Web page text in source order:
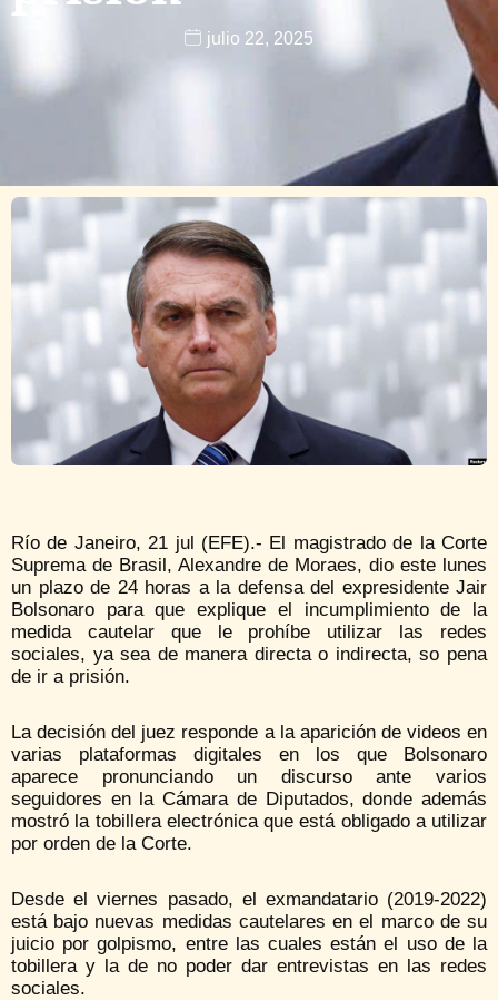
julio 22, 2025
Río de Janeiro, 21 jul (EFE).- El magistrado de la Corte
Suprema de Brasil, Alexandre de Moraes, dio este lunes
un plazo de 24 horas a la defensa del expresidente Jair
Bolsonaro para que explique el incumplimiento de la
medida cautelar que le prohíbe utilizar las redes
sociales, ya sea de manera directa o indirecta, so pena
de ir a prisión.
La decisión del juez responde a la aparición de videos en
varias plataformas digitales en los que Bolsonaro
aparece pronunciando un discurso ante varios
seguidores en la Cámara de Diputados, donde además
mostró la tobillera electrónica que está obligado a utilizar
por orden de la Corte.
Desde el viernes pasado, el exmandatario (2019-2022)
está bajo nuevas medidas cautelares en el marco de su
juicio por golpismo, entre las cuales están el uso de la
tobillera y la de no poder dar entrevistas en las redes
sociales.